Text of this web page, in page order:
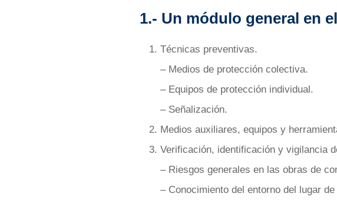
1.- Un módulo general en
Técnicas preventivas.
– Medios de protección colectiva.
– Equipos de protección individual.
– Señalización.
Medios auxiliares, equipos y
Verificación, identificación y vigilancia
– Riesgos generales en las obras de
– Conocimiento del entorno del lugar